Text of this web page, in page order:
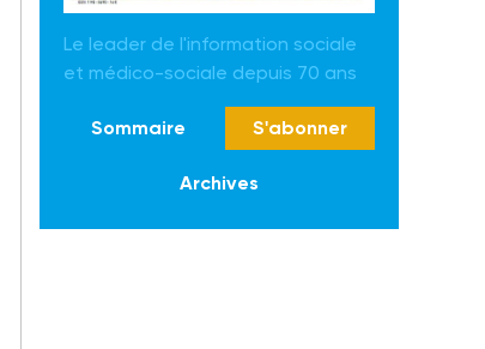
Le leader de l'information sociale
et médico-sociale depuis 70 ans
Sommaire S'abonner
Archives